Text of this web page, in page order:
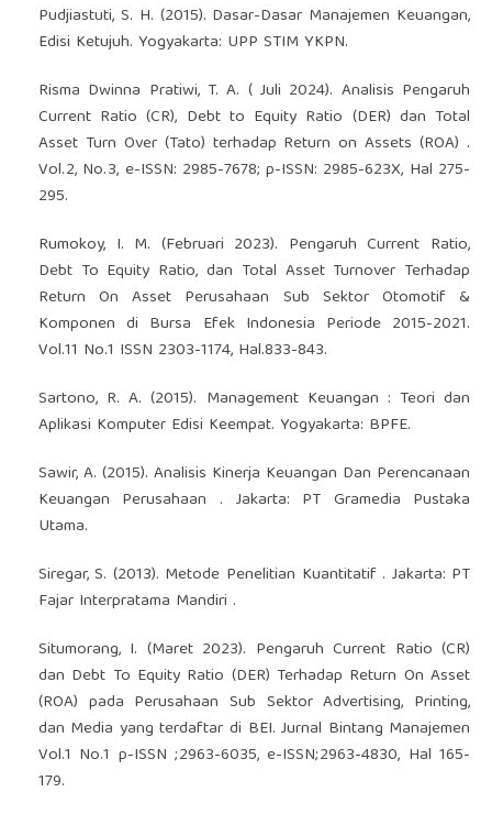
Pudjiastuti, S. H. (2015). Dasar-Dasar Manajemen Keuangan,
Edisi Ketujuh. Yogyakarta: UPP STIM YKPN.
Risma Dwinna Pratiwi, T. A. ( Juli 2024). Analisis Pengaruh
Current Ratio (CR), Debt to Equity Ratio (DER) dan Total
Asset Turn Over (Tato) terhadap Return on Assets (ROA) .
Vol.2, No.3, e-ISSN: 2985-7678; p-ISSN: 2985-623X, Hal 275-
295.
Rumokoy, I. M. (Februari 2023). Pengaruh Current Ratio,
Debt To Equity Ratio, dan Total Asset Turnover Terhadap
Return On Asset Perusahaan Sub Sektor Otomotif &
Komponen di Bursa Efek Indonesia Periode 2015-2021.
Vol.11 No.1 ISSN 2303-1174, Hal.833-843.
Sartono, R. A. (2015). Management Keuangan : Teori dan
Aplikasi Komputer Edisi Keempat. Yogyakarta: BPFE.
Sawir, A. (2015). Analisis Kinerja Keuangan Dan Perencanaan
Keuangan Perusahaan . Jakarta: PT Gramedia Pustaka
Utama.
Siregar, S. (2013). Metode Penelitian Kuantitatif . Jakarta: PT
Fajar Interpratama Mandiri .
Situmorang, I. (Maret 2023). Pengaruh Current Ratio (CR)
dan Debt To Equity Ratio (DER) Terhadap Return On Asset
(ROA) pada Perusahaan Sub Sektor Advertising, Printing,
dan Media yang terdaftar di BEI. Jurnal Bintang Manajemen
Vol.1 No.1 p-ISSN ;2963-6035, e-ISSN;2963-4830, Hal 165-
179.